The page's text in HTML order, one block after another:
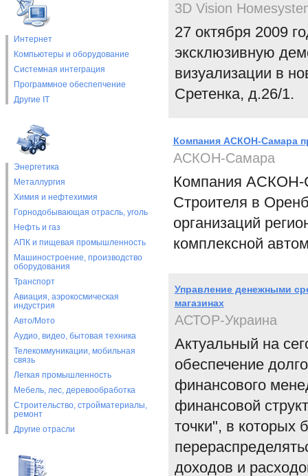
Интернет
Компьютеры и оборудование
Системная интеграция
Программное обеспепчение
Другие IT
Энергетика
Металлургия
Химия и нефтехимия
Горнодобывающая отрасль, уголь
Нефть и газ
АПК и пищевая промышленность
Машиностроение, производство
оборудования
Транспорт
Авиация, аэрокосмическая
индустрия
Авто/Мото
Аудио, видео, бытовая техника
Телекоммуникации, мобильная
связь
Легкая промышленность
Мебель, лес, деревообработка
Строительство, стройматериалы,
ремонт
Другие отрасли
3D Vision
27 октября 2009
эксклюзивную
визуализации в
Сретенка, д.26/1.
Компания АСКОН-Самара
АСКОН-Самара
Компания АСКОН-
Строителя в
организаций
комплексной
Управление денежными
магазинах
АСТОР-Украина
Актуальный на
обеспечение
финансового
финансовой
точки", в которых
доходов и